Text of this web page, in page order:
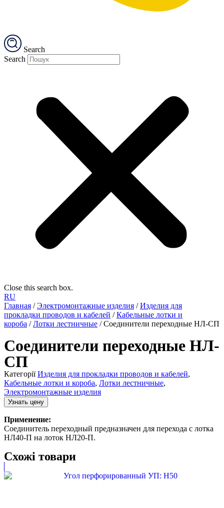
Search
Search
Close this search box.
RU
Главная /Электромонтажные изделия /Изделия для
прокладки проводов и кабелей /Кабельные лотки и
короба /Лотки лестничные / Соединители переходные НЛ-СП
Соединители переходные НЛ-
СП
Категорії Изделия для прокладки проводов и кабелей,
Кабельные лотки и короба, Лотки лестничные,
Электромонтажные изделия
Узнать цену
Применение:
Соединитель переходный предназначен для перехода с лотка
НЛ40-П на лоток НЛ20-П.
Схожі товари